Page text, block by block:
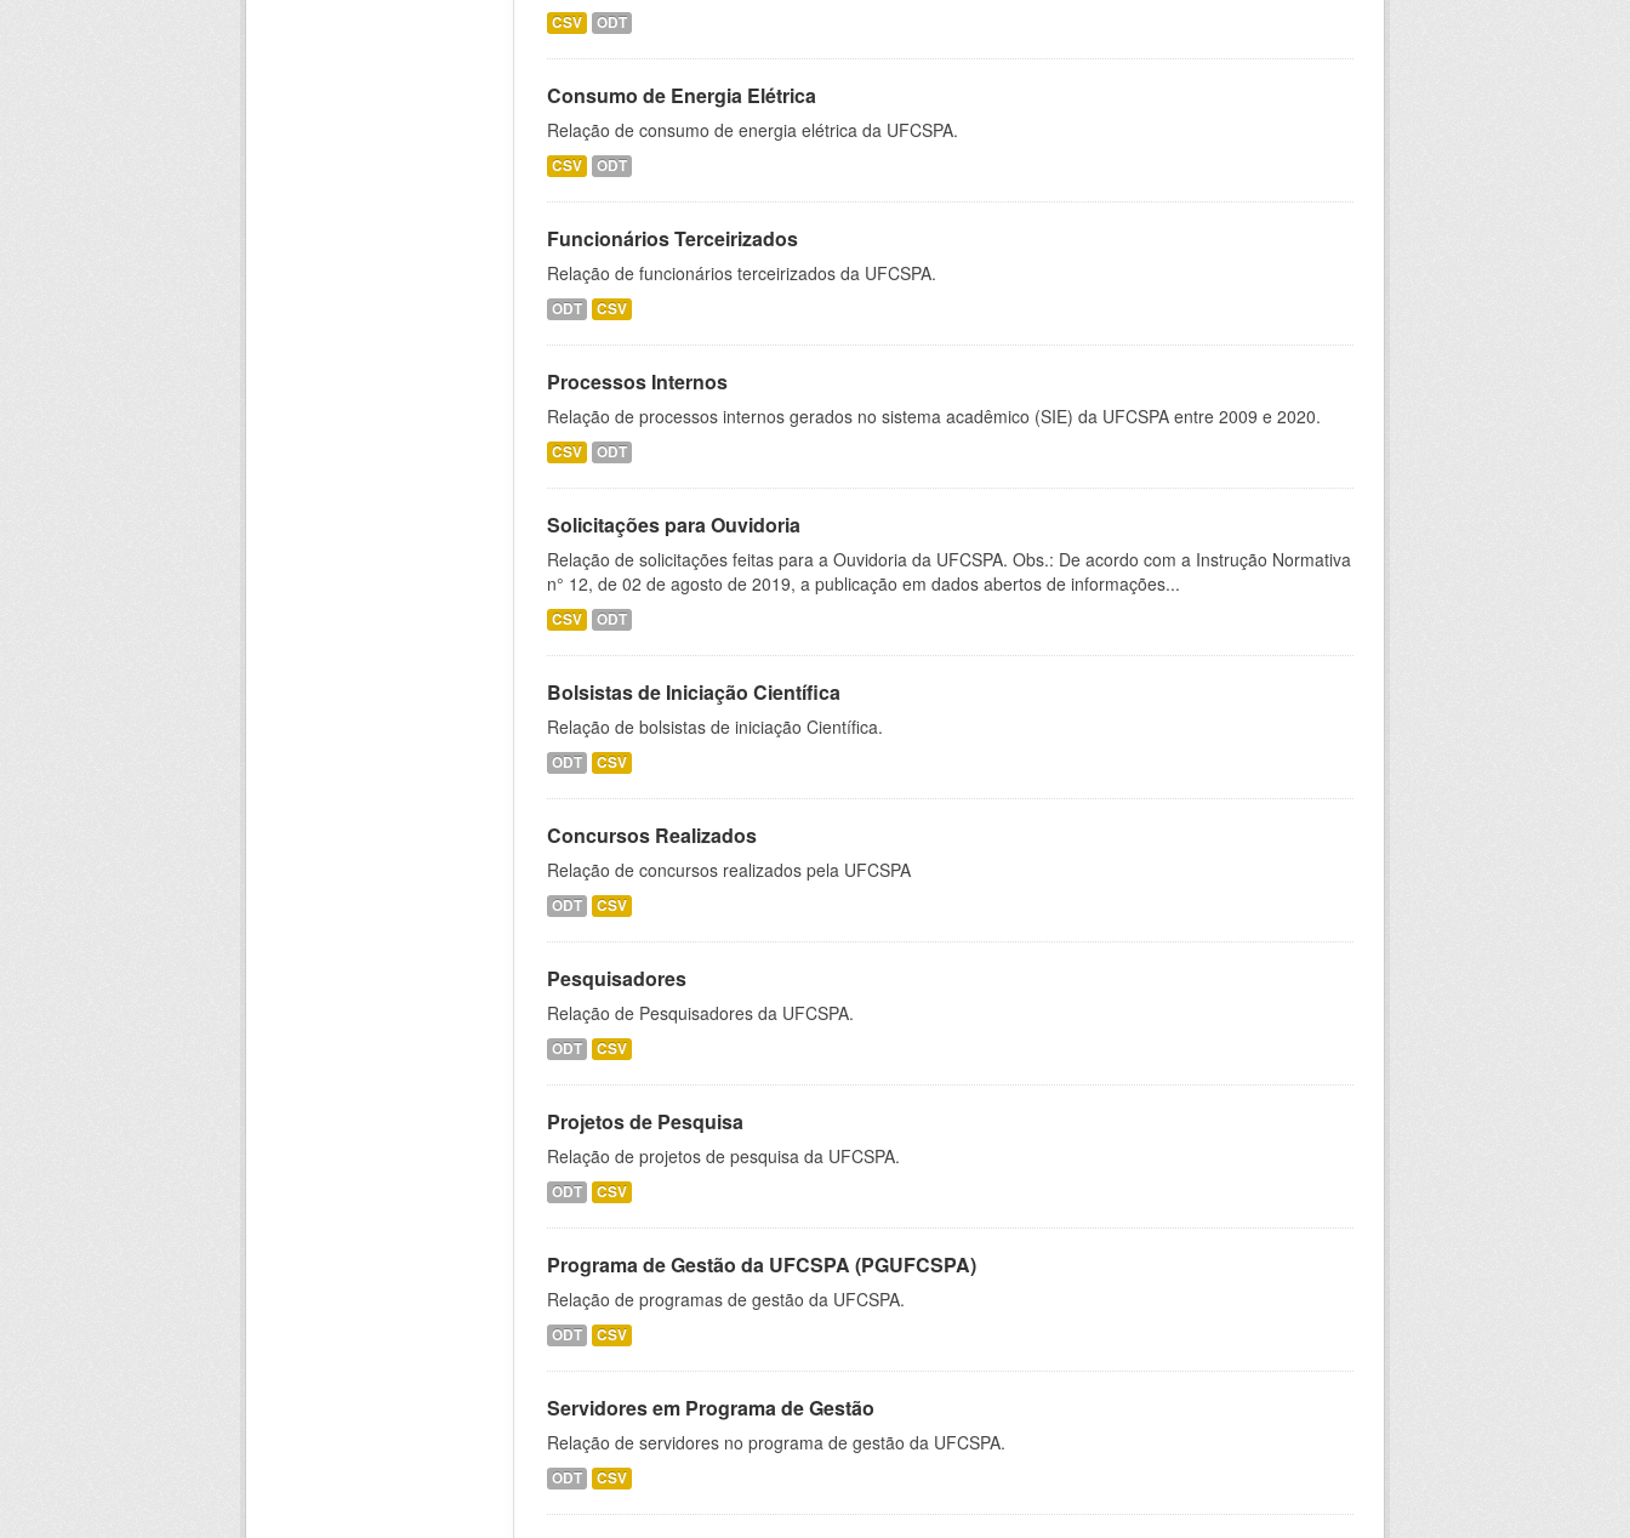
CSV ODT
Consumo de Energia Elétrica
Relação de consumo de energia elétrica da UFCSPA.
CSV ODT
Funcionários Terceirizados
Relação de funcionários terceirizados da UFCSPA.
ODT CSV
Processos Internos
Relação de processos internos gerados no sistema acadêmico (SIE) da UFCSPA entre 2009 e 2020.
CSV ODT
Solicitações para Ouvidoria
Relação de solicitações feitas para a Ouvidoria da UFCSPA. Obs.: De acordo com a Instrução Normativa
n° 12, de 02 de agosto de 2019, a publicação em dados abertos de informações...
CSV ODT
Bolsistas de Iniciação Científica
Relação de bolsistas de iniciação Científica.
ODT CSV
Concursos Realizados
Relação de concursos realizados pela UFCSPA
ODT CSV
Pesquisadores
Relação de Pesquisadores da UFCSPA.
ODT CSV
Projetos de Pesquisa
Relação de projetos de pesquisa da UFCSPA.
ODT CSV
Programa de Gestão da UFCSPA (PGUFCSPA)
Relação de programas de gestão da UFCSPA.
ODT CSV
Servidores em Programa de Gestão
Relação de servidores no programa de gestão da UFCSPA.
ODT CSV